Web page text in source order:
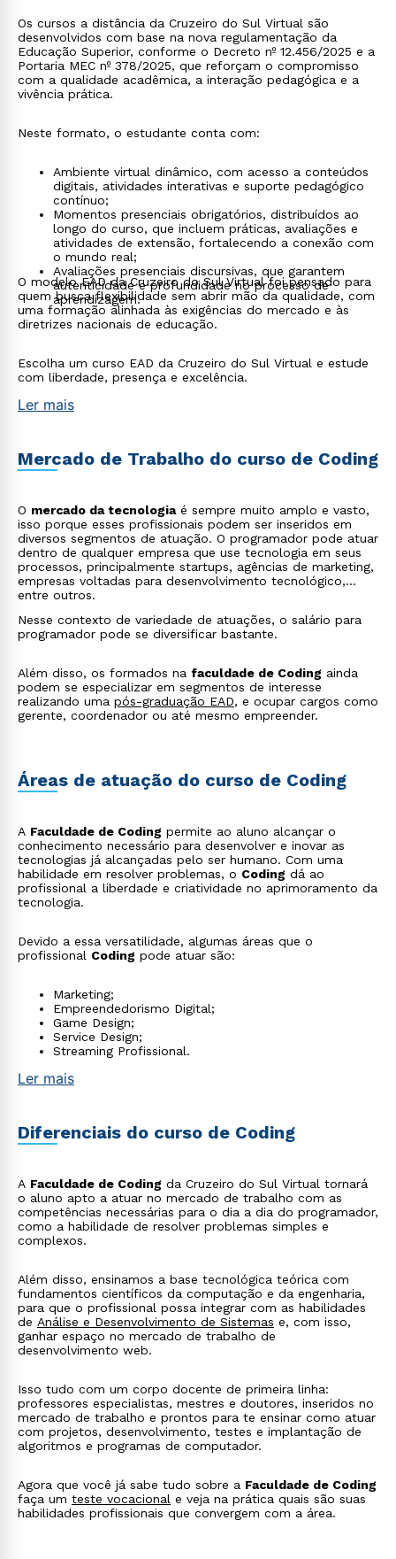
Os cursos a distância da Cruzeiro do Sul Virtual são
desenvolvidos com base na nova regulamentação da
Educação Superior, conforme o Decreto nº 12.456/2025 e a
Portaria MEC nº 378/2025, que reforçam o compromisso
com a qualidade acadêmica, a interação pedagógica e a
vivência prática.
Neste formato, o estudante conta com:
Ambiente virtual dinâmico, com acesso a conteúdos
digitais, atividades interativas e suporte pedagógico
contínuo;
Momentos presenciais obrigatórios, distribuídos ao
longo do curso, que incluem práticas, avaliações e
atividades de extensão, fortalecendo a conexão com
o mundo real;
Avaliações presenciais discursivas, que garantem
autenticidade e profundidade no processo de
aprendizagem.
O modelo EAD da Cruzeiro do Sul Virtual foi pensado para
quem busca flexibilidade sem abrir mão da qualidade, com
uma formação alinhada às exigências do mercado e às
diretrizes nacionais de educação.
Escolha um curso EAD da Cruzeiro do Sul Virtual e estude
com liberdade, presença e excelência.
Ler mais
Mercado de Trabalho do curso de Coding
O mercado da tecnologiaé sempre muito amplo e vasto,
isso porque esses profissionais podem ser inseridos em
diversos segmentos de atuação. O programador pode atuar
dentro de qualquer empresa que use tecnologia em seus
processos, principalmente startups, agências de marketing,
empresas voltadas para desenvolvimento tecnológico,
entre outros.
Nesse contexto de variedade de atuações, o salário para
programador pode se diversificar bastante.
Além disso, os formados na faculdade de Coding ainda
podem se especializar em segmentos de interesse
realizando uma pós-graduação EAD, e ocupar cargos como
gerente, coordenador ou até mesmo empreender.
Áreas de atuação do curso de Coding
A Faculdade de Coding permite ao aluno alcançar o
conhecimento necessário para desenvolver e inovar as
tecnologias já alcançadas pelo ser humano. Com uma
habilidade em resolver problemas, o Coding dá ao
profissional a liberdade e criatividade no aprimoramento da
tecnologia.
Devido a essa versatilidade, algumas áreas que o
profissional Coding pode atuar são:
Marketing;
Empreendedorismo Digital;
Game Design;
Service Design;
Streaming Profissional.
Ler mais
Diferenciais do curso de Coding
A Faculdade de Coding da Cruzeiro do Sul Virtual tornará
o aluno apto a atuar no mercado de trabalho com as
competências necessárias para o dia a dia do programador,
como a habilidade de resolver problemas simples e
complexos.
Além disso, ensinamos a base tecnológica teórica com
fundamentos científicos da computação e da engenharia,
para que o profissional possa integrar com as habilidades
de Análise e Desenvolvimento de Sistemas e, com isso,
ganhar espaço no mercado de trabalho de
desenvolvimento web.
Isso tudo com um corpo docente de primeira linha:
professores especialistas, mestres e doutores, inseridos no
mercado de trabalho e prontos para te ensinar como atuar
com projetos, desenvolvimento, testes e implantação de
algoritmos e programas de computador.
Agora que você já sabe tudo sobre a Faculdade de Coding
faça um teste vocacional e veja na prática quais são suas
habilidades profissionais que convergem com a área.